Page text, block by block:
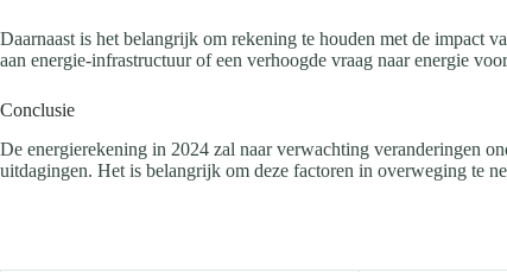
Daarnaast is het belangrijk om rekening te houden met de impact
aan energie-infrastructuur of een verhoogde vraag naar energie
Conclusie
De energierekening in 2024 zal naar verwachting veranderingen
uitdagingen. Het is belangrijk om deze factoren in overweging te